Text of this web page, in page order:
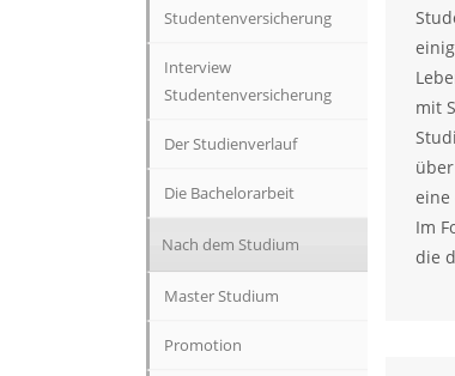
mit
eine
Im
die
Studentenversicherung
Interview
Studentenversicherung
Der Studienverlauf
Die Bachelorarbeit
Nach dem Studium
Master Studium
Promotion